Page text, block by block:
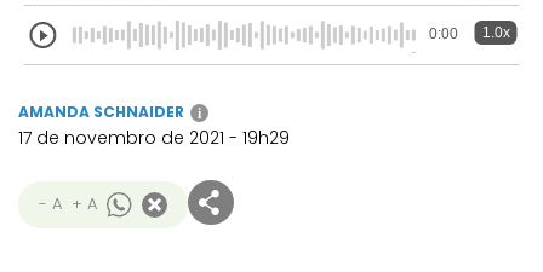
0:00 1.0x
AMANDA SCHNAIDER i
17 de novembro de 2021 - 19h29
- A + A